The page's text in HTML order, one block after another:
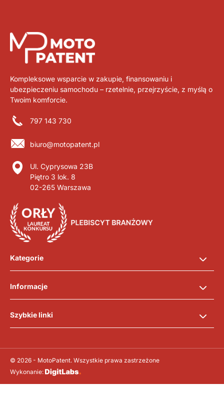
Kompleksowe wsparcie w zakupie, finansowaniu i
ubezpieczeniu samochodu – rzetelnie, przejrzyście, z myślą o
Twoim komforcie.
797 143 730
biuro@motopatent.pl
Ul. Cyprysowa 23B
Piętro 3 lok. 8
02-265 Warszawa
Kategorie
Informacje
Szybkie linki
© 2026 - MotoPatent. Wszystkie prawa zastrzeżone
Wykonanie: